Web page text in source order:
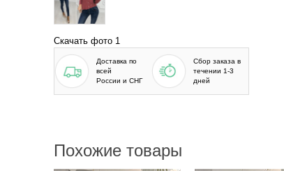
Скачать фото 1
Доставка по
всей
России и СНГ
Сбор заказа в
течении 1-3
дней
Похожие товары